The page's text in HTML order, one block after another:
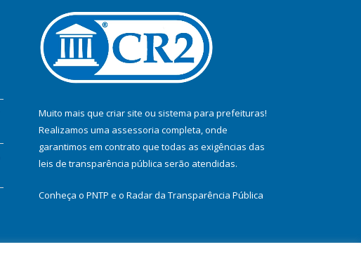
Muito mais que criar site ou sistema para prefeituras!
Realizamos uma assessoria completa, onde
garantimos em contrato que todas as exigências das
leis de transparência pública serão atendidas.
Conheça o PNTP e o Radar da Transparência Pública